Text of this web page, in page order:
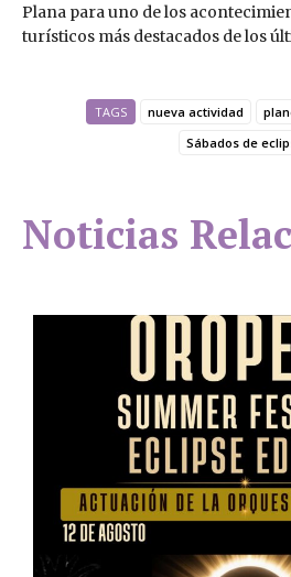
Plana para uno de los
turísticos más destacados de los
TAGS nueva actividad
Sábados de
Noticias